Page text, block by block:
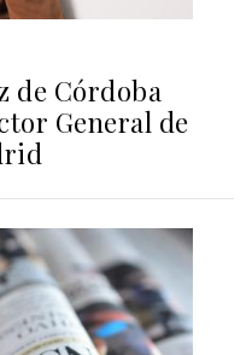
de Córdoba
General de